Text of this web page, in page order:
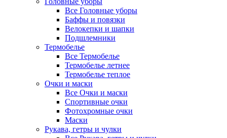
Все Головные уборы
Баффы и повязки
Велокепки и шапки
Подшлемники
Термобелье
Все Термобелье
Термобелье летнее
Термобелье теплое
Очки и маски
Все Очки и маски
Спортивные очки
Фотохромные очки
Маски
Рукава, гетры и чулки